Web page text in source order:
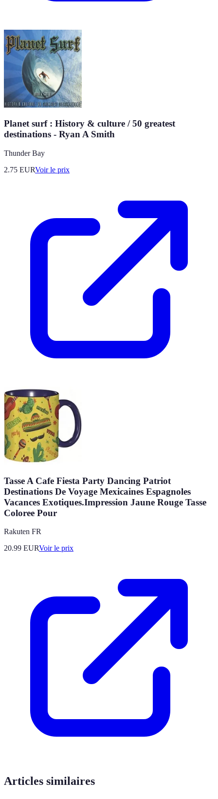
Planet surf : History & culture / 50 greatest
destinations - Ryan A Smith
Thunder Bay
2.75 EURVoir le prix
Tasse A Cafe Fiesta Party Dancing Patriot
Destinations De Voyage Mexicaines Espagnoles
Vacances Exotiques.Impression Jaune Rouge Tasse
Coloree Pour
Rakuten FR
20.99 EURVoir le prix
Articles similaires